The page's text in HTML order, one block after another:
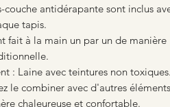
antidérapante sont inclus
tapis.
fait à la main un par un de manière
: Laine avec teintures non toxiques.
le combiner avec d'autres éléments
chaleureuse et confortable.